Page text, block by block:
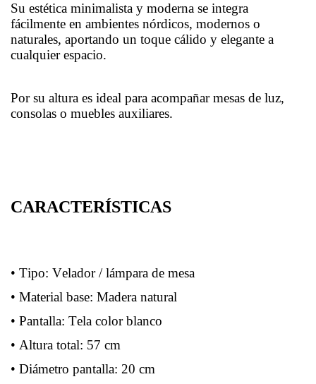
Su estética minimalista y moderna se integra
fácilmente en ambientes nórdicos, modernos o
naturales, aportando un toque cálido y elegante a
cualquier espacio.
Por su altura es ideal para acompañar mesas de luz,
consolas o muebles auxiliares.
CARACTERÍSTICAS
• Tipo: Velador / lámpara de mesa
• Material base: Madera natural
• Pantalla: Tela color blanco
• Altura total: 57 cm
• Diámetro pantalla: 20 cm